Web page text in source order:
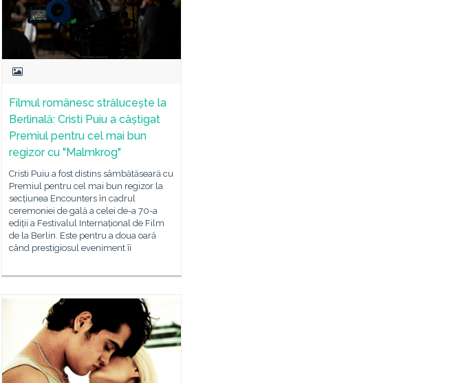
Filmul românesc strălucește la
Berlinală: Cristi Puiu a câștigat
Premiul pentru cel mai bun
regizor cu "Malmkrog"
Cristi Puiu a fost distins sâmbătăseară cu
Premiul pentru cel mai bun regizor la
secțiunea Encounters în cadrul
ceremoniei de gală a celei de-a 70-a
ediții a Festivalul Internațional de Film
de la Berlin. Este pentru a doua oară
când prestigiosul eveniment îi